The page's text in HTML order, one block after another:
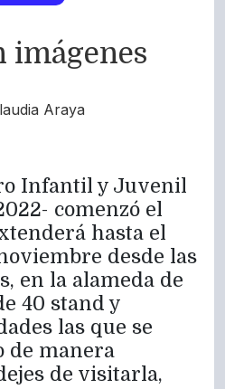
imágenes
Araya
Infantil y Juvenil
comenzó el
hasta el
desde las
en la alameda de
40 stand y
las que se
de manera
de visitarla,